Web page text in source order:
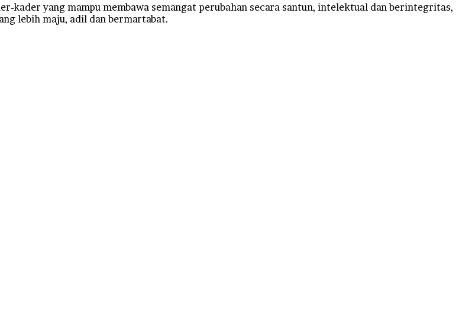
yang mampu membawa semangat perubahan secara santun, intelektual dan berintegritas,
lebih maju, adil dan bermartabat.